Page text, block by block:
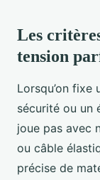
Les
tension
Lorsqu’on
sécurité ou un
joue pas avec
ou câble
précise de